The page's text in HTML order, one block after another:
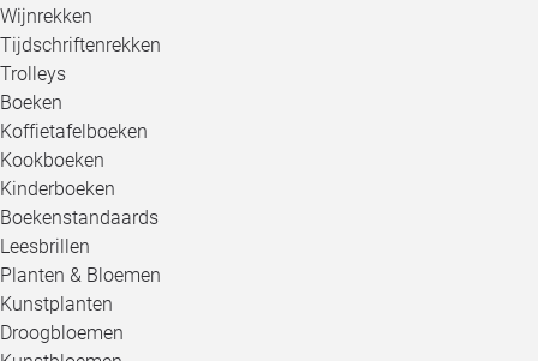
Wijnrekken
Tijdschriftenrekken
Trolleys
Boeken
Koffietafelboeken
Kookboeken
Kinderboeken
Boekenstandaards
Leesbrillen
Planten & Bloemen
Kunstplanten
Droogbloemen